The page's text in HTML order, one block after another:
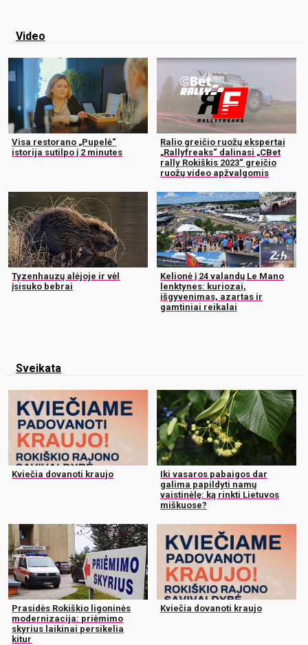
Video
Visa restorano „Pupelė“
istorija sutilpo į 2 minutes
Ralio greičio ruožų ekspertai
„Rallyfreaks“ dalinasi „CBet
rally Rokiškis 2023“ greičio
ruožų video apžvalgomis
Tyzenhauzų alėjoje ir vėl
įsisuko bebrai
Kelionė į 24 valandų Le Mano
lenktynes: kuriozai,
išgyvenimas, azartas ir
gamtiniai reikalai
Sveikata
Kviečia dovanoti kraujo
Iki vasaros pabaigos dar
galima papildyti namų
vaistinėlę: ką rinkti Lietuvos
miškuose?
Prasidės Rokiškio ligoninės
modernizacija: priėmimo
skyrius laikinai persikelia
kitur
Kviečia dovanoti kraujo